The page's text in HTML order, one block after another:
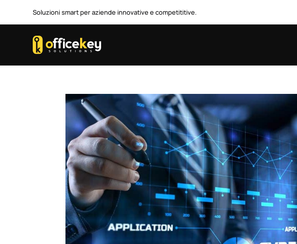
Soluzioni smart per aziende innovative e competititive.